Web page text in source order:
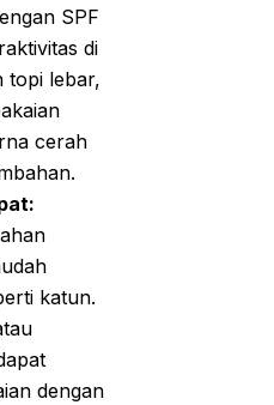
SPF
di
topi lebar,
cerah
katun.
dengan